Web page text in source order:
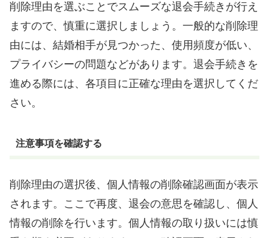
削除理由を選ぶことでスムーズな退会手続きが行え
ますので、慎重に選択しましょう。一般的な削除理
由には、結婚相手が見つかった、使用頻度が低い、
プライバシーの問題などがあります。退会手続きを
進める際には、各項目に正確な理由を選択してくだ
さい。
注意事項を確認する
削除理由の選択後、個人情報の削除確認画面が表示
されます。ここで再度、退会の意思を確認し、個人
情報の削除を行います。個人情報の取り扱いには慎